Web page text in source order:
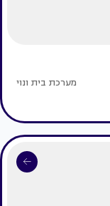
מערכת בית ונוי